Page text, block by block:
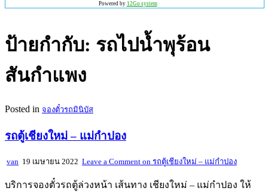
Powered by 12Go system
ป้ายกำกับ: รถไปน้ำพุร้อน
สันกำแพง
Posted in จองตั๋วรถมินิบัส
รถตู้เชียงใหม่ – แม่กำปอง
van 19 เมษายน 2022 Leave a Comment on รถตู้เชียงใหม่ – แม่กำปอง
บริการจองตั๋วรถตู้ล่วงหน้า เส้นทาง เชียงใหม่ – แม่กำปอง ให้